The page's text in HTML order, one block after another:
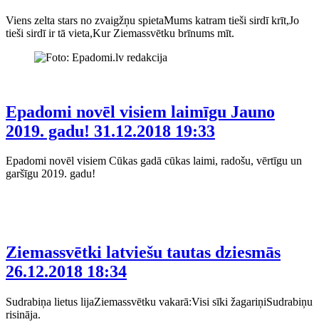
Viens zelta stars no zvaigžņu spietaMums katram tieši sirdī krīt,Jo
tieši sirdī ir tā vieta,Kur Ziemassvētku brīnums mīt.
Epadomi novēl visiem laimīgu Jauno
2019. gadu! 31.12.2018 19:33
Epadomi novēl visiem Cūkas gadā cūkas laimi, radošu, vērtīgu un
garšīgu 2019. gadu!
Ziemassvētki latviešu tautas dziesmās
26.12.2018 18:34
Sudrabiņa lietus lijaZiemassvētku vakarā:Visi sīki žagariņiSudrabiņu
risināja.